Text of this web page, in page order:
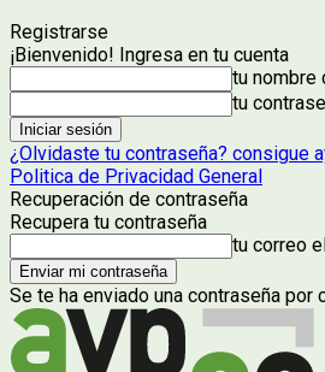
Registrarse
¡Bienvenido! Ingresa en tu cuenta
tu nombre
tu
¿Olvidaste tu contraseña? consigue
Politica de Privacidad General
Recuperación de contraseña
Recupera tu contraseña
tu correo
Se te ha enviado una contraseña por